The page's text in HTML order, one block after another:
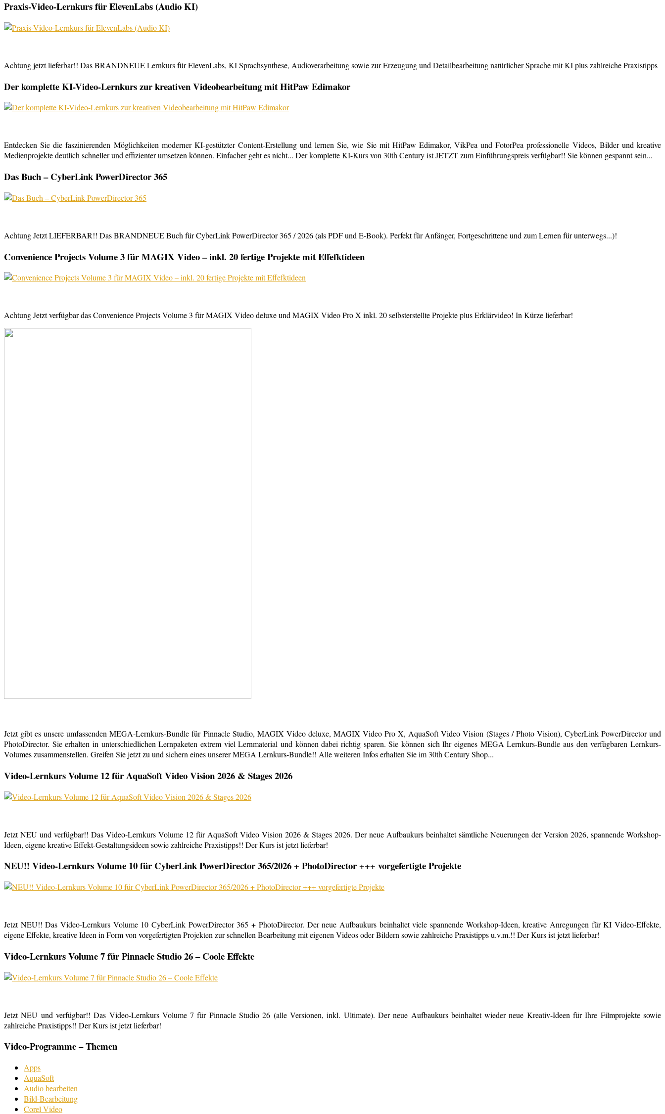
Praxis-Video-Lernkurs für ElevenLabs (Audio KI)
Achtung jetzt lieferbar!! Das BRANDNEUE Lernkurs für ElevenLabs, KI Sprachsynthese, Audioverarbeitung sowie zur Erzeugung und Detailbearbeitung natürlicher Sprache mit KI plus zahlreiche Praxistipps
Der komplette KI-Video-Lernkurs zur kreativen Videobearbeitung mit HitPaw Edimakor
Entdecken Sie die faszinierenden Möglichkeiten moderner KI-gestützter Content-Erstellung und lernen Sie, wie Sie mit HitPaw Edimakor, VikPea und FotorPea professionelle Videos, Bilder und kreative
Medienprojekte deutlich schneller und effizienter umsetzen können. Einfacher geht es nicht... Der komplette KI-Kurs von 30th Century ist JETZT zum Einführungspreis verfügbar!! Sie können gespannt sein...
Das Buch – CyberLink PowerDirector 365
Achtung Jetzt LIEFERBAR!! Das BRANDNEUE Buch für CyberLink PowerDirector 365 / 2026 (als PDF und E-Book). Perfekt für Anfänger, Fortgeschrittene und zum Lernen für unterwegs...)!
Convenience Projects Volume 3 für MAGIX Video – inkl. 20 fertige Projekte mit Effefktideen
Achtung Jetzt verfügbar das Convenience Projects Volume 3 für MAGIX Video deluxe und MAGIX Video Pro X inkl. 20 selbsterstellte Projekte plus Erklärvideo! In Kürze lieferbar!
Jetzt gibt es unsere umfassenden MEGA-Lernkurs-Bundle für Pinnacle Studio, MAGIX Video deluxe, MAGIX Video Pro X, AquaSoft Video Vision (Stages / Photo Vision), CyberLink PowerDirector und
PhotoDirector. Sie erhalten in unterschiedlichen Lernpaketen extrem viel Lernmaterial und können dabei richtig sparen. Sie können sich Ihr eigenes MEGA Lernkurs-Bundle aus den verfügbaren Lernkurs-
Volumes zusammenstellen. Greifen Sie jetzt zu und sichern eines unserer MEGA Lernkurs-Bundle!! Alle weiteren Infos erhalten Sie im 30th Century Shop...
Video-Lernkurs Volume 12 für AquaSoft Video Vision 2026 & Stages 2026
Jetzt NEU und verfügbar!! Das Video-Lernkurs Volume 12 für AquaSoft Video Vision 2026 & Stages 2026. Der neue Aufbaukurs beinhaltet sämtliche Neuerungen der Version 2026, spannende Workshop-
Ideen, eigene kreative Effekt-Gestaltungsideen sowie zahlreiche Praxistipps!! Der Kurs ist jetzt lieferbar!
NEU!! Video-Lernkurs Volume 10 für CyberLink PowerDirector 365/2026 + PhotoDirector +++ vorgefertigte Projekte
Jetzt NEU!! Das Video-Lernkurs Volume 10 CyberLink PowerDirector 365 + PhotoDirector. Der neue Aufbaukurs beinhaltet viele spannende Workshop-Ideen, kreative Anregungen für KI Video-Effekte,
eigene Effekte, kreative Ideen in Form von vorgefertigten Projekten zur schnellen Bearbeitung mit eigenen Videos oder Bildern sowie zahlreiche Praxistipps u.v.m.!! Der Kurs ist jetzt lieferbar!
Video-Lernkurs Volume 7 für Pinnacle Studio 26 – Coole Effekte
Jetzt NEU und verfügbar!! Das Video-Lernkurs Volume 7 für Pinnacle Studio 26 (alle Versionen, inkl. Ultimate). Der neue Aufbaukurs beinhaltet wieder neue Kreativ-Ideen für Ihre Filmprojekte sowie
zahlreiche Praxistipps!! Der Kurs ist jetzt lieferbar!
Video-Programme – Themen
Apps
AquaSoft
Audio bearbeiten
Bild-Bearbeitung
Corel Video